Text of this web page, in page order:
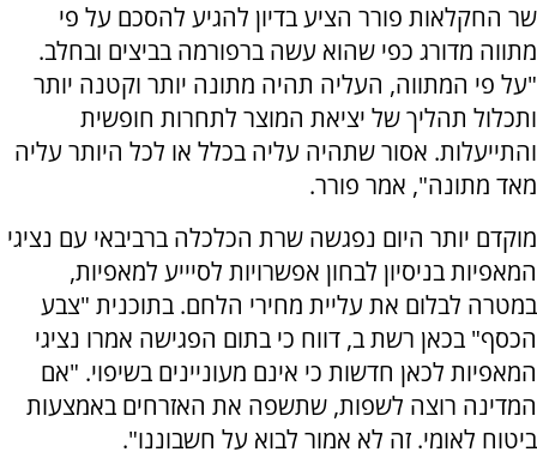
שר החקלאות פורר הציע בדיון להגיע להסכם על פי
מתווה מדורג כפי שהוא עשה ברפורמה בביצים ובחלב.
"על פי המתווה, העליה תהיה מתונה יותר וקטנה יותר
ותכלול תהליך של יציאת המוצר לתחרות חופשית
והתייעלות. אסור שתהיה עליה בכלל או לכל היותר עליה
מאד מתונה", אמר פורר.
מוקדם יותר היום נפגשה שרת הכלכלה ברביבאי עם נציגי
המאפיות בניסיון לבחון אפשרויות לסיייע למאפיות,
במטרה לבלום את עליית מחירי הלחם. בתוכנית "צבע
הכסף" בכאן רשת ב, דווח כי בתום הפגישה אמרו נציגי
המאפיות לכאן חדשות כי אינם מעוניינים בשיפוי. "אם
המדינה רוצה לשפות, שתשפה את האזרחים באמצעות
ביטוח לאומי. זה לא אמור לבוא על חשבוננו".